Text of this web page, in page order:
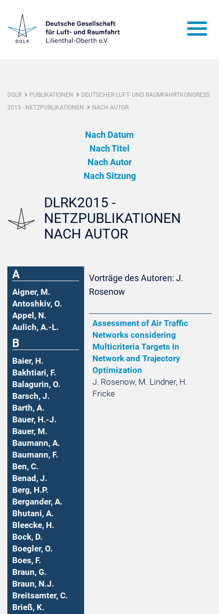
DGLR PUBLIKATIONEN
DEUTSCHER LUFT- UND RAUMFAHRTKONGRESS
2015 - NETZPUBLIKATIONEN
NACH AUTOR
Nach Datum
Nach Titel
Nach Autor
Nach Sitzung
DLRK2015 -
NETZPUBLIKATIONEN
NACH AUTOR
A
Aigner, M.
Antoshkiv, O.
Appel, N.
Aulich, A.-L.
B
Baier, H.
Bakhtiari, F.
Balagurin, O.
Barsch, J.
Barth, A.
Bauer, H.-J.
Bauer, M.
Baumann, A.
Baumann, F.
Ben, C.
Benad, J.
Berg, H.P.
Bergander, A.
Bhutani, A.
Bleecke, H.
Bock, D.
Boegler, O.
Boes, F.
Braun, G.
Braun, N.J.
Breitsamter, C.
Brieß, K.
Vorträge des Autoren: J.
Rosenow
Assessment of Air Traffic
Networks considering
Multicriteria Targets in
Network and Trajectory
Optimization
J. Rosenow, M. Lindner, H.
Fricke